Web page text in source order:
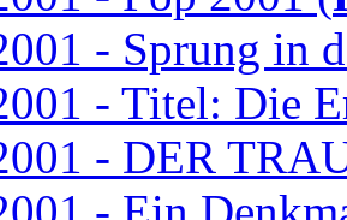
- Sprung in
- Titel: Die
- DER